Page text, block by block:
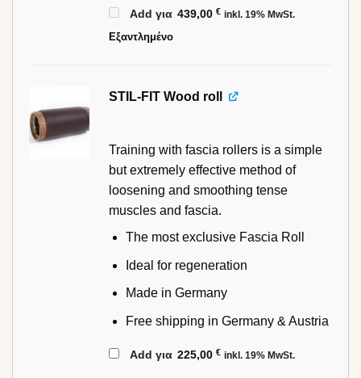
Add για 439,00 € inkl. 19% MwSt.
Εξαντλημένο
STIL-FIT Wood roll
Training with fascia rollers is a simple
but extremely effective method of
loosening and smoothing tense
muscles and fascia.
The most exclusive Fascia Roll
Ideal for regeneration
Made in Germany
Free shipping in Germany & Austria
Add για 225,00 € inkl. 19% MwSt.